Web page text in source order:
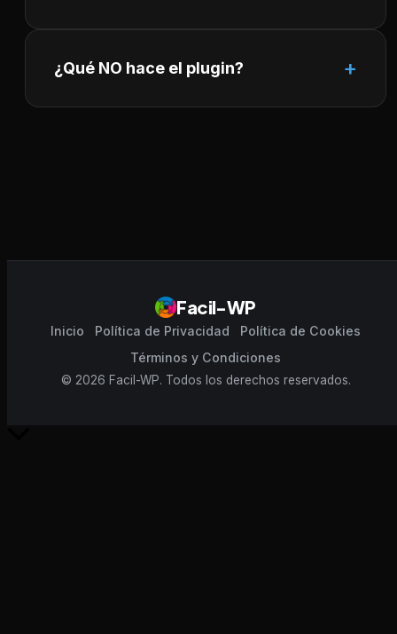
¿Qué NO hace el plugin?
Facil-WP
Inicio Política de Privacidad
Política de Cookies
Términos y Condiciones
© 2026 Facil-WP. Todos los derechos reservados.